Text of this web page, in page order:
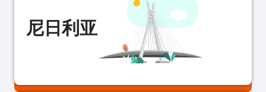
尼日利亚